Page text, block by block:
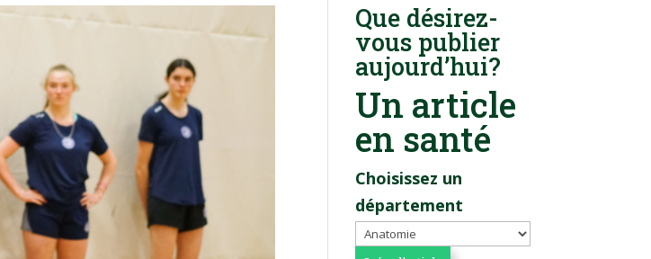
Que désirez-
vous publier
aujourd’hui?
Un article
en santé
Choisissez un
département